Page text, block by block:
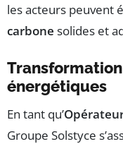
les acteurs peuvent
carbone solides et
énergétiques
En tant qu’
Groupe Solstyce